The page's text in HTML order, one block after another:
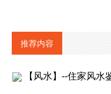
推荐内容
【风水】--住家风水